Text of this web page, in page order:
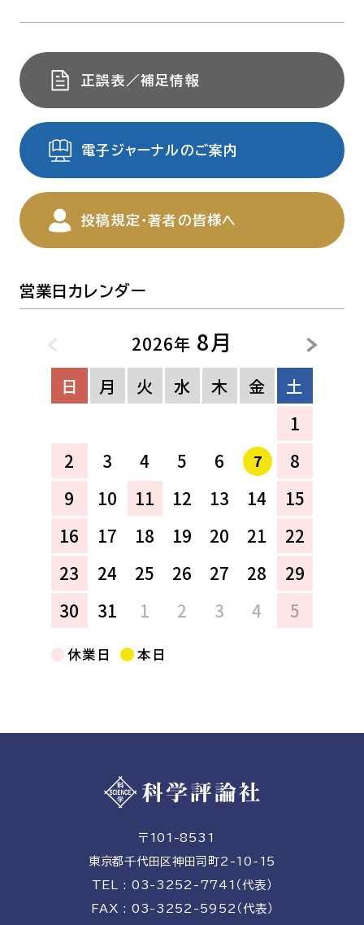
正誤表／補足情報
電子ジャーナルのご案内
投稿規定・著者の皆様へ
営業日カレンダー
2026年 8月
日 月 火 水 木 金
土
1
2
3 4 5 6 7
8
9
10 11 12 13 14
15
16
17 18 19 20 21
22
23
24 25 26 27 28
29
30
31 1 2 3 4 5
休業日 本日
〒101-8531
東京都千代田区神田司町2-10-15
TEL : 03-3252-7741（代表）
FAX : 03-3252-5952（代表）